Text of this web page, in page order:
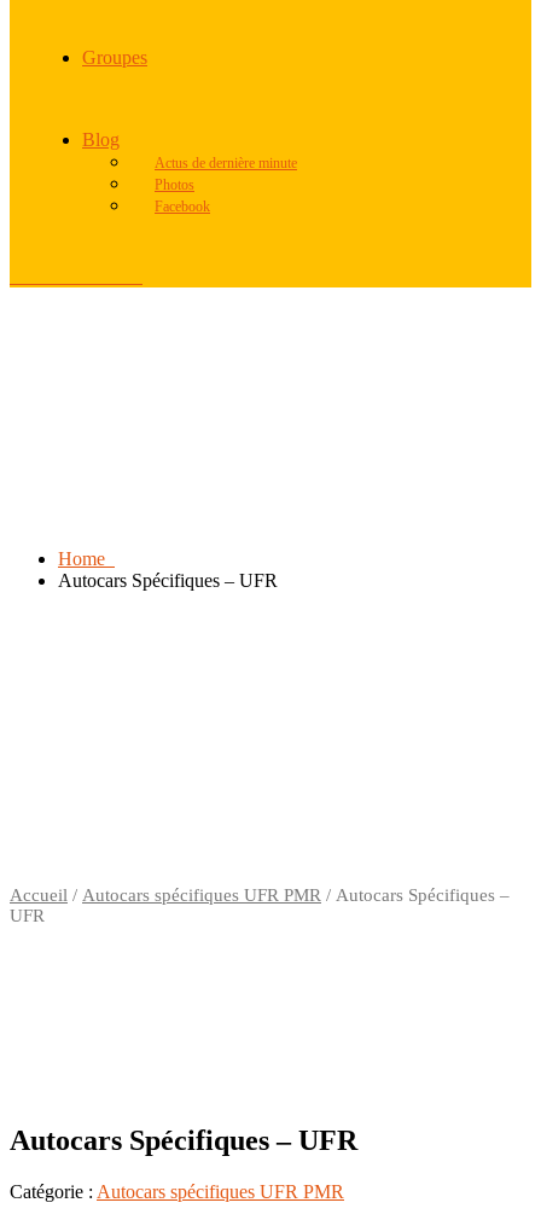
Groupes
Blog
Actus de dernière minute
Photos
Facebook
Home
Autocars Spécifiques – UFR
Accueil / Autocars spécifiques UFR PMR / Autocars Spécifiques –
UFR
Autocars Spécifiques – UFR
Catégorie : Autocars spécifiques UFR PMR